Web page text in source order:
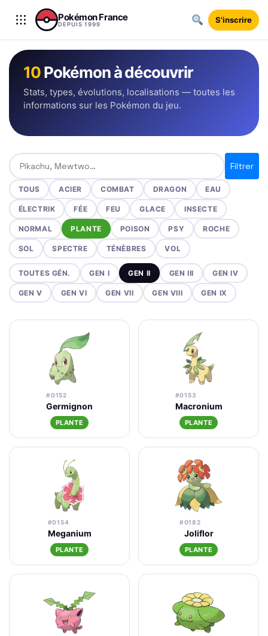
Aller au contenu
Pokémon France
DEPUIS 1999 S'inscrire
10Pokémon à découvrir
Stats, types, évolutions, localisations — toutes les
informations sur les Pokémon du jeu.
Rechercher un Pokémon
Filtrer
TOUS ACIER COMBAT DRAGON EAU
ÉLECTRIK FÉE FEU GLACE INSECTE
NORMAL PLANTE POISON PSY ROCHE
SOL SPECTRE TÉNÈBRES VOL
TOUTES GÉN. GEN I GEN II GEN III GEN IV
GEN V GEN VI GEN VII GEN VIII GEN IX
#0152
Germignon
PLANTE
#0153
Macronium
PLANTE
#0154
Meganium
PLANTE
#0182
Joliflor
PLANTE